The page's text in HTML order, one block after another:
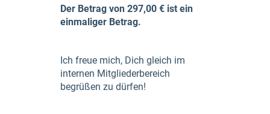
Der Betrag von 297,00 € ist ein
einmaliger Betrag.
Ich freue mich, Dich gleich im
internen Mitgliederbereich
begrüßen zu dürfen!